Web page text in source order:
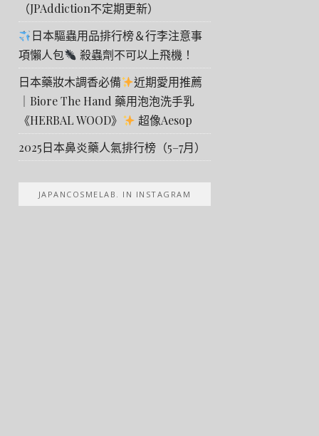
（JPAddiction不定期更新）
日本驅蟲用品排行榜＆行李注意事
項懶人包
殺蟲劑不可以上飛機！
日本藥妝木調香必備
近期愛用推薦
｜Biore The Hand 藥用泡泡洗手乳
《HERBAL WOOD》
超像Aesop
2025日本鼻炎藥人氣排行榜（5–7月）
JAPANCOSMELAB. IN INSTAGRAM